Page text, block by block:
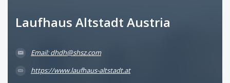
Laufhaus Altstadt Austria
Email: dhdh@shsz.com
https://www.laufhaus-altstadt.at